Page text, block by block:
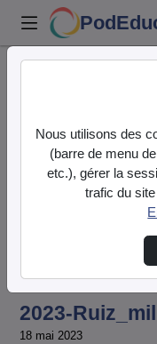
2023-
18 mai 2023
Nous utilisons des
(barre de menu
etc.), gérer la
trafic du